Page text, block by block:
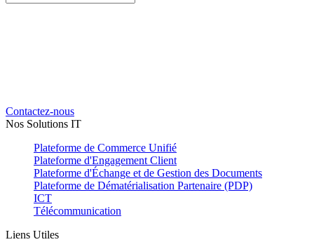
Contactez-nous
Nos Solutions IT
Plateforme de Commerce Unifié
Plateforme d'Engagement Client
Plateforme d'Échange et de Gestion des Documents
Plateforme de Dématérialisation Partenaire (PDP)
ICT
Télécommunication
Liens Utiles